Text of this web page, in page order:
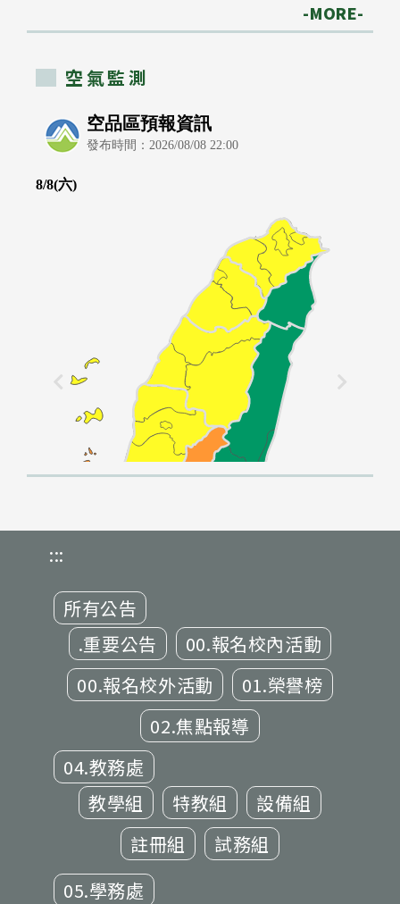
-MORE-
空氣監測
:::
所有公告
.重要公告
00.報名校內活動
00.報名校外活動
01.榮譽榜
02.焦點報導
04.教務處
教學組
特教組
設備組
註冊組
試務組
05.學務處